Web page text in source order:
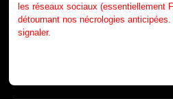
les réseaux sociaux (essentiellement
détournant nos nécrologies
signaler.